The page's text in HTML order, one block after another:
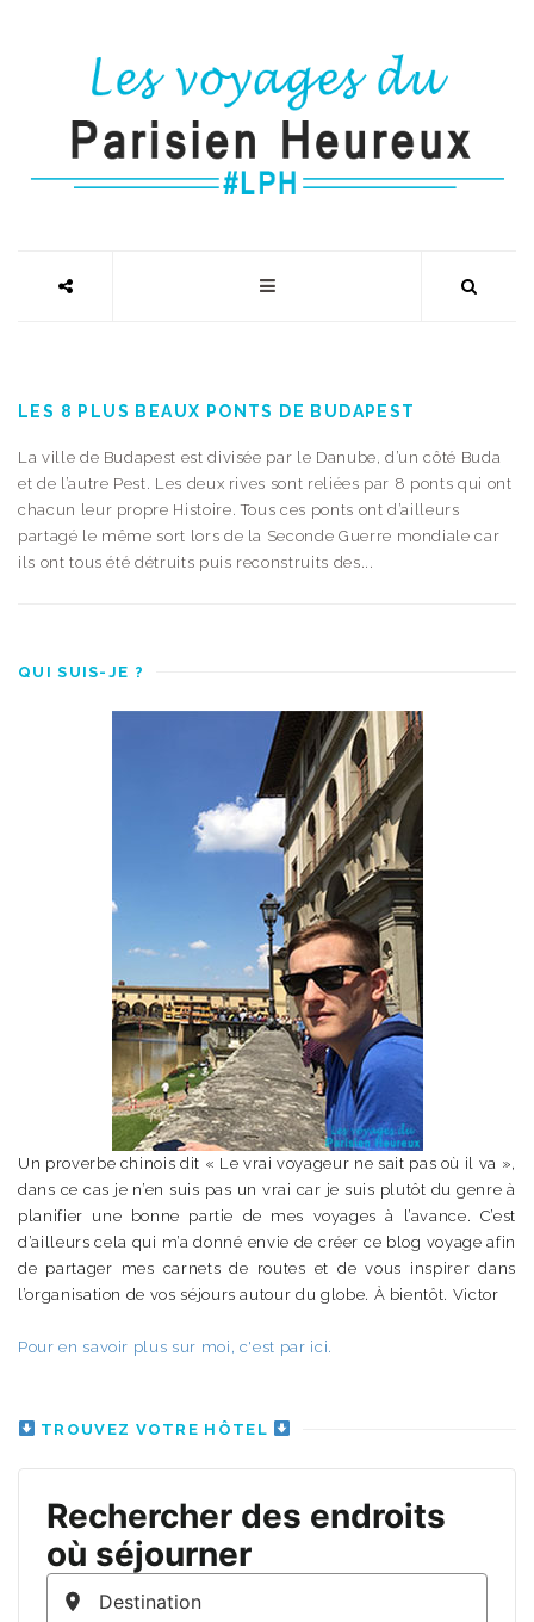
LES 8 PLUS BEAUX PONTS DE BUDAPEST
La ville de Budapest est divisée par le Danube, d’un côté Buda
et de l’autre Pest. Les deux rives sont reliées par 8 ponts qui ont
chacun leur propre Histoire. Tous ces ponts ont d’ailleurs
partagé le même sort lors de la Seconde Guerre mondiale car
ils ont tous été détruits puis reconstruits des...
QUI SUIS-JE ?
Un proverbe chinois dit « Le vrai voyageur ne sait pas où il va »,
dans ce cas je n’en suis pas un vrai car je suis plutôt du genre à
planifier une bonne partie de mes voyages à l’avance. C’est
d’ailleurs cela qui m’a donné envie de créer ce blog voyage afin
de partager mes carnets de routes et de vous inspirer dans
l’organisation de vos séjours autour du globe. À bientôt. Victor
Pour en savoir plus sur moi, c'est par ici.
TROUVEZ VOTRE HÔTEL